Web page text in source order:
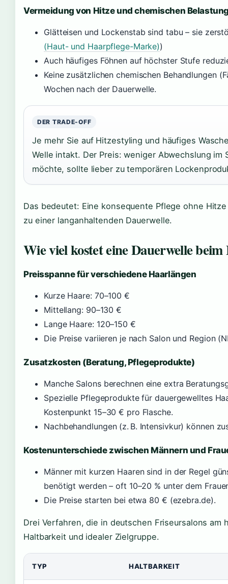
Vermeidung von Hitze und chemischen
Glätteisen und Lockenstab sind tabu – sie
(Haut- und Haarpflege-Marke))
Auch häufiges Föhnen auf höchster Stufe
Keine zusätzlichen chemischen Behandlungen
Wochen nach der Dauerwelle.
DER TRADE-OFF
Je mehr Sie auf Hitzestyling und häufiges
Welle intakt. Der Preis: weniger Abwechslung
möchte, sollte lieber zu temporären
Das bedeutet: Eine konsequente Pflege ohne
zu einer langanhaltenden Dauerwelle.
Wie viel kostet eine Dauerwelle
Preisspanne für verschiedene Haarlängen
Kurze Haare: 70–100 €
Mittellang: 90–130 €
Lange Haare: 120–150 €
Die Preise variieren je nach Salon und Region
Zusatzkosten (Beratung, Pflegeprodukte)
Manche Salons berechnen eine extra
Spezielle Pflegeprodukte für dauergewelltes
Kostenpunkt 15–30 € pro Flasche.
Nachbehandlungen (z. B. Intensivkur) können
Kostenunterschiede zwischen Männern und
Männer mit kurzen Haaren sind in der Regel
benötigt werden – oft 10–20 % unter dem
Die Preise starten bei etwa 80 € (ezebra.de).
Drei Verfahren, die in deutschen Friseursalons am
Haltbarkeit und idealer Zielgruppe.
TYP HALTBARKEIT